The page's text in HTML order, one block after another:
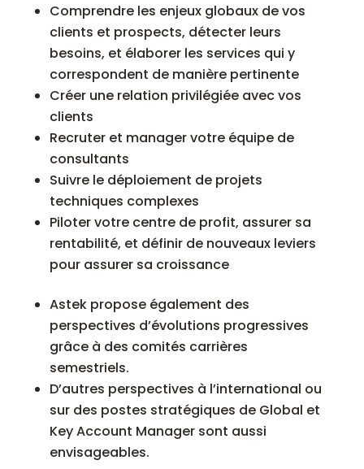
Comprendre les enjeux globaux de vos
clients et prospects, détecter leurs
besoins, et élaborer les services qui y
correspondent de manière pertinente
Créer une relation privilégiée avec vos
clients
Recruter et manager votre équipe de
consultants
Suivre le déploiement de projets
techniques complexes
Piloter votre centre de profit, assurer sa
rentabilité, et définir de nouveaux leviers
pour assurer sa croissance
Astek propose également des
perspectives d’évolutions progressives
grâce à des comités carrières
semestriels.
D’autres perspectives à l’international ou
sur des postes stratégiques de Global et
Key Account Manager sont aussi
envisageables.